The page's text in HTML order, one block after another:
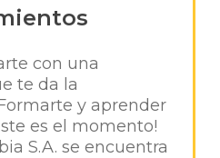
con una
te da la
y aprender
es el momento!
S.A. se encuentra